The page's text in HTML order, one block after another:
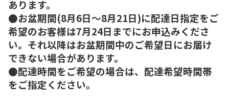
あります。
●お盆期間(8月6日～8月21日)に配達日指定をご
希望のお客様は7月24日までにお申込みくださ
い。それ以降はお盆期間中のご希望日にお届け
できない場合があります。
●配達時間をご希望の場合は、配達希望時間帯
をご指定ください。